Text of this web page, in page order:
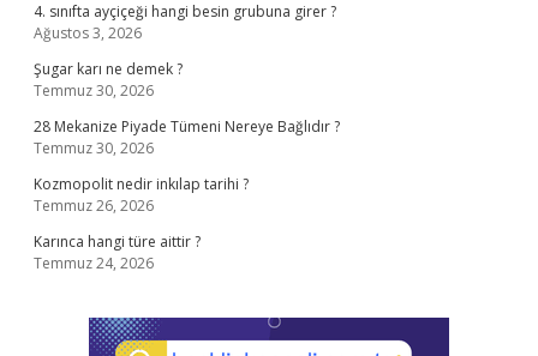
4. sınıfta ayçiçeği hangi besin grubuna girer ?
Ağustos 3, 2026
Şugar karı ne demek ?
Temmuz 30, 2026
28 Mekanize Piyade Tümeni Nereye Bağlıdır ?
Temmuz 30, 2026
Kozmopolit nedir inkılap tarihi ?
Temmuz 26, 2026
Karınca hangi türe aittir ?
Temmuz 24, 2026